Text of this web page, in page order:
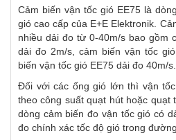
Cảm biến vận tốc gió EE75 là
gió cao cấp của E+E Elektronik.
nhiều dải đo từ 0-40m/s bao gồm
dải đo 2m/s, cảm biến vận tốc
biến vận tốc gió EE75 dải đo 40m/s.
Đối với các ống gió lớn thì vận
theo công suất quạt hút hoặc quạt
dòng cảm biến đo vận tốc gió có
đo chính xác tốc độ gió trong